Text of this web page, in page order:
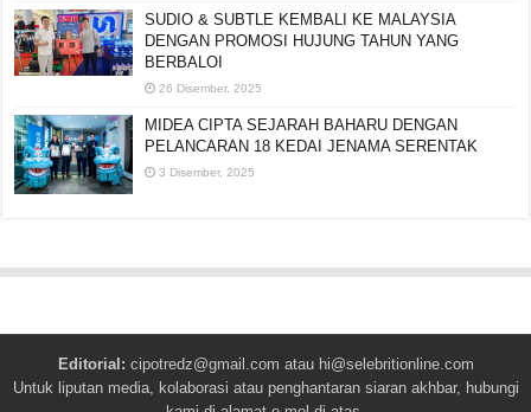
SUDIO & SUBTLE KEMBALI KE MALAYSIA
DENGAN PROMOSI HUJUNG TAHUN YANG
BERBALOI
26 Disember, 2025
MIDEA CIPTA SEJARAH BAHARU DENGAN
PELANCARAN 18 KEDAI JENAMA SERENTAK
3 Disember, 2025
Editorial: cipotredz@gmail.com atau hi@selebritionline.com
Untuk liputan media, kolaborasi atau penghantaran siaran akhbar, hubungi